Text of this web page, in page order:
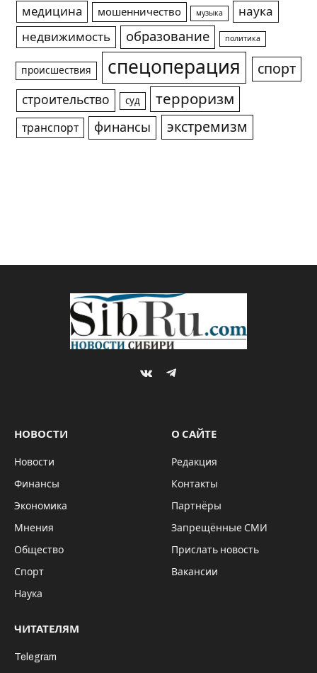
медицина
мошенничество музыка
наука
недвижимость
образование политика
происшествия спецоперация спорт
строительство суд терроризм
транспорт финансы экстремизм
VKontakteTelegram
НОВОСТИ
Новости
Финансы
Экономика
Мнения
Общество
Спорт
Наука
О САЙТЕ
Редакция
Контакты
Партнёры
Запрещённые СМИ
Прислать новость
Вакансии
ЧИТАТЕЛЯМ
Telegram